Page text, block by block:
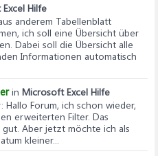
Hilfe
anderem Tabellenblatt
ich soll eine Übersicht über
Dabei soll die Übersicht alle
Informationen automatisch
in Microsoft Excel Hilfe
: Hallo Forum, ich schon wieder,
erweiterten Filter. Das
Aber jetzt möchte ich als
kleiner...